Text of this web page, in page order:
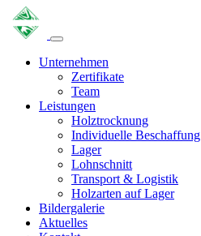
Unternehmen
Zertifikate
Team
Leistungen
Holztrocknung
Individuelle Beschaffung
Lager
Lohnschnitt
Transport & Logistik
Holzarten auf Lager
Bildergalerie
Aktuelles